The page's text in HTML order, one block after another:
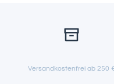
Versandkostenfrei ab 250